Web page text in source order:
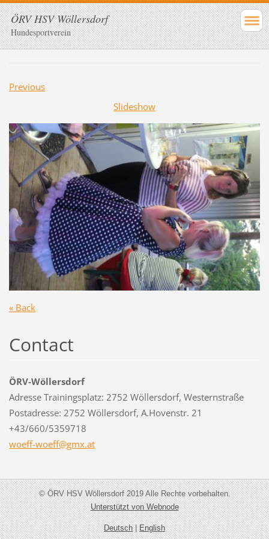
ÖRV HSV Wöllersdorf
Hundesportverein
Previous
Slideshow
« Back
Contact
ÖRV-Wöllersdorf
Adresse Trainingsplatz: 2752 Wöllersdorf, Westernstraße
Postadresse: 2752 Wöllersdorf, A.Hovenstr. 21
+43/660/5359718
woeff-woeff@gmx.at
© ÖRV HSV Wöllersdorf 2019 Alle Rechte vorbehalten.
Unterstützt von Webnode
Deutsch|English